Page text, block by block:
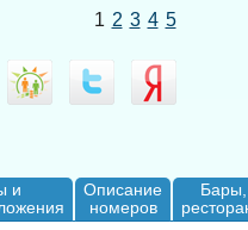
1 2 3 4 5
и
Описание
номеров
Бары,